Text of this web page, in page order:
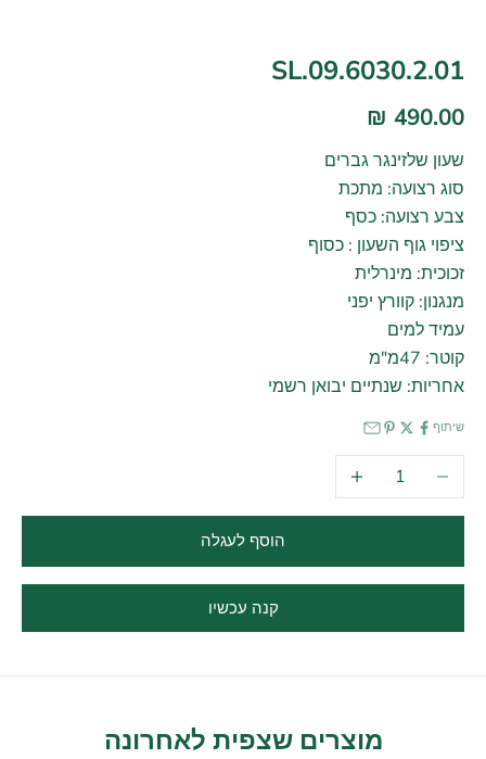
SL.09.6030.2.01
490.00 ₪
שעון שלזינגר גברים
סוג רצועה: מתכת
צבע רצועה: כסף
ציפוי גוף השעון : כסוף
זכוכית: מינרלית
מנגנון: קוורץ יפני
עמיד למים
קוטר: 47מ"מ
אחריות: שנתיים יבואן רשמי
שיתוף
הקטנת הכמות הגדלת הכמות
הוסף לעגלה
קנה עכשיו
מוצרים שצפית לאחרונה